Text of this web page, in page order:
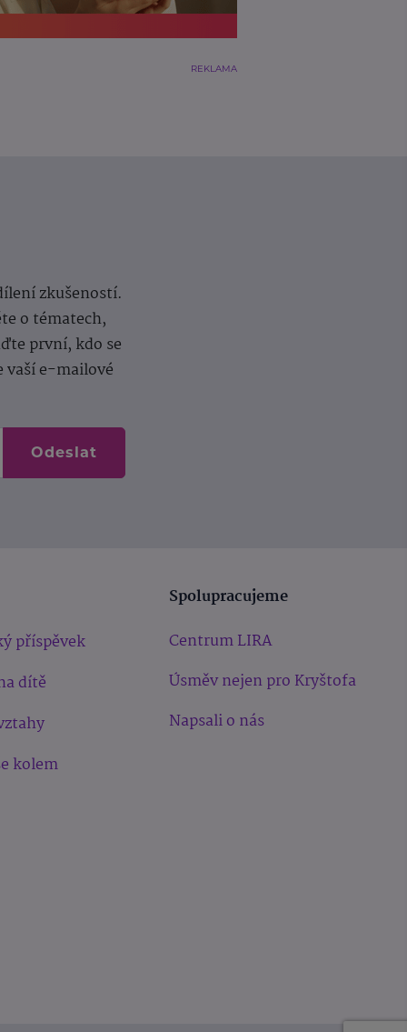
REKLAMA
zkušeností.
o tématech,
první, kdo se
vaší e-mailové
Odeslat
příspěvek
dítě
kolem
Spolupracujeme
Centrum LIRA
Úsměv nejen pro Kryštofa
Napsali o nás